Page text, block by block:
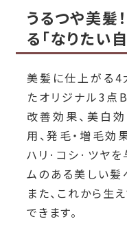
うるつや美髪
る「なりたい自
美髪に仕上がる4
たオリジナル3点
改善効果、美白
用、発毛・増毛効
ハリ·コシ·ツヤを
ムのある美しい髪
また、これから生
できます。